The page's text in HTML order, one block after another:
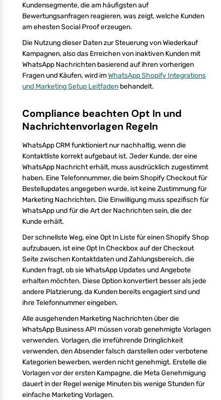
Kundensegmente, die am häufigsten auf
Bewertungsanfragen reagieren, was zeigt, welche Kunden
am ehesten Social Proof erzeugen.
Die Nutzung dieser Daten zur Steuerung von Wiederkauf
Kampagnen, also das Erreichen von inaktiven Kunden mit
WhatsApp Nachrichten basierend auf ihren vorherigen
Fragen und Käufen, wird imWhatsApp Shopify Integrations
und Marketing Setup Leitfaden behandelt.
Compliance beachten Opt In und
Nachrichtenvorlagen Regeln
WhatsApp CRM funktioniert nur nachhaltig, wenn die
Kontaktliste korrekt aufgebaut ist. Jeder Kunde, der eine
WhatsApp Nachricht erhält, muss ausdrücklich zugestimmt
haben. Eine Telefonnummer, die beim Shopify Checkout für
Bestellupdates angegeben wurde, ist keine Zustimmung für
Marketing Nachrichten. Die Einwilligung muss spezifisch für
WhatsApp und für die Art der Nachrichten sein, die der
Kunde erhält.
Der schnellste Weg, eine Opt In Liste für einen Shopify Shop
aufzubauen, ist eine Opt In Checkbox auf der Checkout
Seite zwischen Kontaktdaten und Zahlungsbereich, die
Kunden fragt, ob sie WhatsApp Updates und Angebote
erhalten möchten. Diese Option konvertiert besser als jede
andere Platzierung, da Kunden bereits engagiert sind und
ihre Telefonnummer eingeben.
Alle ausgehenden Marketing Nachrichten über die
WhatsApp Business API müssen vorab genehmigte Vorlagen
verwenden. Vorlagen, die irreführende Dringlichkeit
verwenden, den Absender falsch darstellen oder verbotene
Kategorien bewerben, werden nicht genehmigt. Erstelle die
Vorlagen vor der ersten Kampagne, die Meta Genehmigung
dauert in der Regel wenige Minuten bis wenige Stunden für
einfache Marketing Vorlagen.